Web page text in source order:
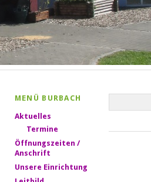
MENÜ BURBACH
Aktuelles
Termine
Öffnungszeiten /
Anschrift
Unsere Einrichtung